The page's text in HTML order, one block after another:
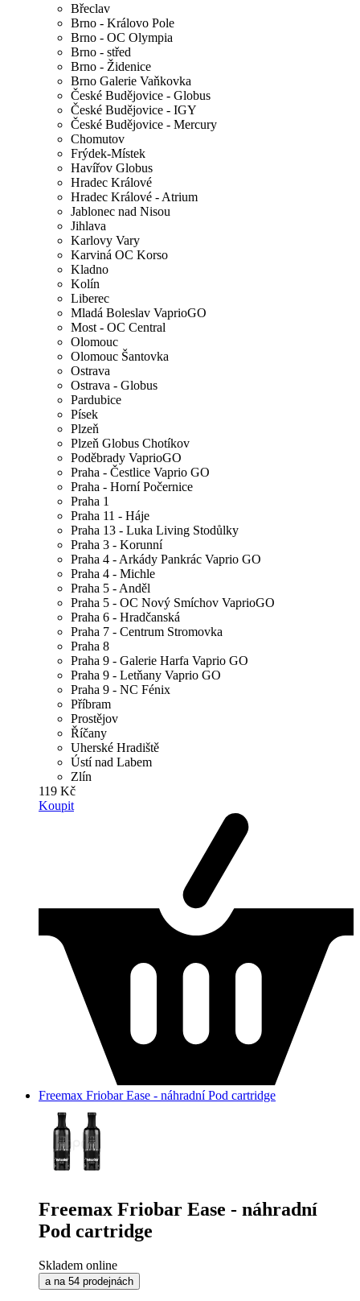
Břeclav
Brno - Královo Pole
Brno - OC Olympia
Brno - střed
Brno - Židenice
Brno Galerie Vaňkovka
České Budějovice - Globus
České Budějovice - IGY
České Budějovice - Mercury
Chomutov
Frýdek-Místek
Havířov Globus
Hradec Králové
Hradec Králové - Atrium
Jablonec nad Nisou
Jihlava
Karlovy Vary
Karviná OC Korso
Kladno
Kolín
Liberec
Mladá Boleslav VaprioGO
Most - OC Central
Olomouc
Olomouc Šantovka
Ostrava
Ostrava - Globus
Pardubice
Písek
Plzeň
Plzeň Globus Chotíkov
Poděbrady VaprioGO
Praha - Čestlice Vaprio GO
Praha - Horní Počernice
Praha 1
Praha 11 - Háje
Praha 13 - Luka Living Stodůlky
Praha 3 - Korunní
Praha 4 - Arkády Pankrác Vaprio GO
Praha 4 - Michle
Praha 5 - Anděl
Praha 5 - OC Nový Smíchov VaprioGO
Praha 6 - Hradčanská
Praha 7 - Centrum Stromovka
Praha 8
Praha 9 - Galerie Harfa Vaprio GO
Praha 9 - Letňany Vaprio GO
Praha 9 - NC Fénix
Příbram
Prostějov
Říčany
Uherské Hradiště
Ústí nad Labem
Zlín
119 Kč
Koupit
Freemax Friobar Ease - náhradní Pod cartridge
Freemax Friobar Ease - náhradní
Pod cartridge
Skladem online
a na 54 prodejnách